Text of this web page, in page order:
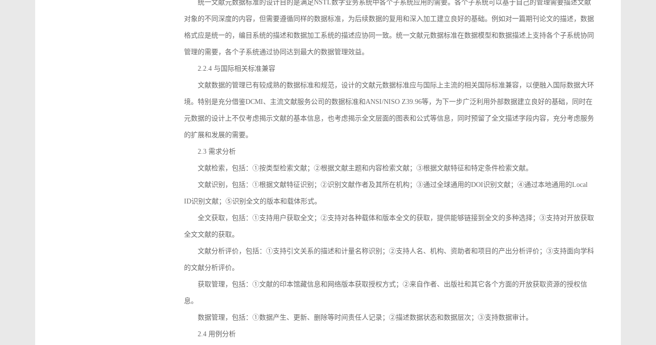
统一文献元数据标准的设计目的是满足NSTL数字业务系统中各个子系统应用的需要。各个子系统可以基于自己的管理需要描述文献
对象的不同深度的内容，但需要遵循同样的数据标准，为后续数据的复用和深入加工建立良好的基础。例如对一篇期刊论文的描述，数据
格式应是统一的，编目系统的描述和数据加工系统的描述应协同一致。统一文献元数据标准在数据模型和数据描述上支持各个子系统协同
管理的需要，各个子系统通过协同达到最大的数据管理效益。
2.2.4 与国际相关标准兼容
文献数据的管理已有较成熟的数据标准和规范，设计的文献元数据标准应与国际上主流的相关国际标准兼容，以便融入国际数据大环
境。特别是充分借鉴DCMI、主流文献服务公司的数据标准和ANSI/NISO Z39.96等，为下一步广泛利用外部数据建立良好的基础，同时在
元数据的设计上不仅考虑揭示文献的基本信息，也考虑揭示全文层面的图表和公式等信息，同时预留了全文描述字段内容，充分考虑服务
的扩展和发展的需要。
2.3 需求分析
文献检索，包括：①按类型检索文献；②根据文献主题和内容检索文献；③根据文献特征和特定条件检索文献。
文献识别，包括：①根据文献特征识别；②识别文献作者及其所在机构；③通过全球通用的DOI识别文献；④通过本地通用的Local
ID识别文献；⑤识别全文的版本和载体形式。
全文获取，包括：①支持用户获取全文；②支持对各种载体和版本全文的获取，提供能够链接到全文的多种选择；③支持对开放获取
全文文献的获取。
文献分析评价，包括：①支持引文关系的描述和计量名称识别；②支持人名、机构、资助者和项目的产出分析评价；③支持面向学科
的文献分析评价。
获取管理，包括：①文献的印本馆藏信息和网络版本获取授权方式；②来自作者、出版社和其它各个方面的开放获取资源的授权信
息。
数据管理，包括：①数据产生、更新、删除等时间责任人记录；②描述数据状态和数据层次；③支持数据审计。
2.4 用例分析